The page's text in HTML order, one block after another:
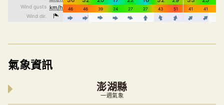
氣象資訊
澎湖縣
一週氣象